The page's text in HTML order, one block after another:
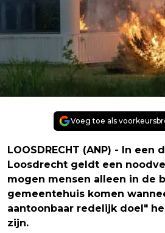
Voeg toe als
LOOSDRECHT (ANP) - In een
Loosdrecht geldt een
mogen mensen alleen in de
gemeentehuis komen
aantoonbaar redelijk doel"
zijn.